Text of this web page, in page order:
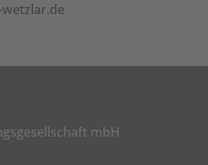
mbH